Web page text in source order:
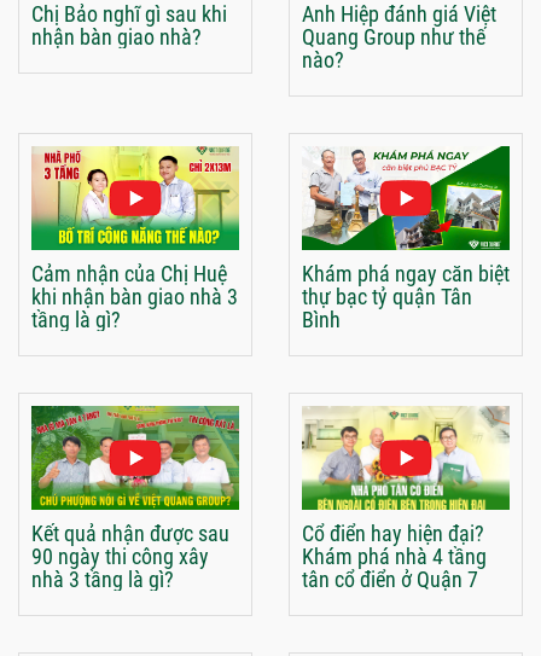
Chị Bảo nghĩ gì sau khi
nhận bàn giao nhà?
Anh Hiệp đánh giá Việt
Quang Group như thế
nào?
Cảm nhận của Chị Huệ
khi nhận bàn giao nhà 3
tầng là gì?
Khám phá ngay căn biệt
thự bạc tỷ quận Tân
Bình
Kết quả nhận được sau
90 ngày thi công xây
nhà 3 tầng là gì?
Cổ điển hay hiện đại?
Khám phá nhà 4 tầng
tân cổ điển ở Quận 7